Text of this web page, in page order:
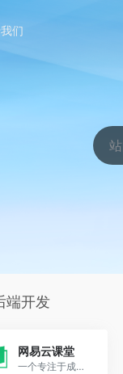
们
端开发
网易云课堂
一个专注于成人终身学习的在线教育平台。